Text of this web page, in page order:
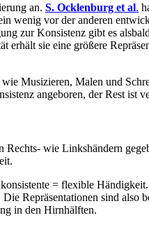
an. S. Ocklenburg et al.
wenig vor der anderen
zur Konsistenz gibt es
sie eine größere
Musizieren, Malen und
angeboren, der Rest ist
wie Linkshändern
= flexible
Repräsentationen sind
in den Hirnhälften.